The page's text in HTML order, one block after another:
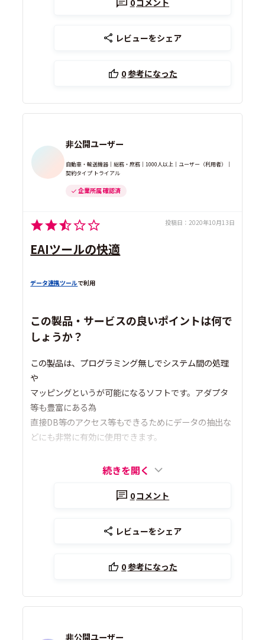
レビューをシェア
0参考になった
非公開ユーザー
自動車・輸送機器｜総務・庶務｜1000人以上｜ユーザー（利用者）｜
契約タイプ トライアル
企業所属 確認済
投稿日： 2020年10月13日
EAIツールの快適
データ連携ツールで利用
この製品・サービスの良いポイントは何で
しょうか？
この製品は、プログラミング無しでシステム間の処理
や
マッピングというが可能になるソフトです。アダプタ
等も豊富にある為
直接DB等のアクセス等もできるためにデータの抽出な
どにも非常に有効に使用できます。
続きを開く
0コメント
レビューをシェア
0参考になった
非公開ユーザー